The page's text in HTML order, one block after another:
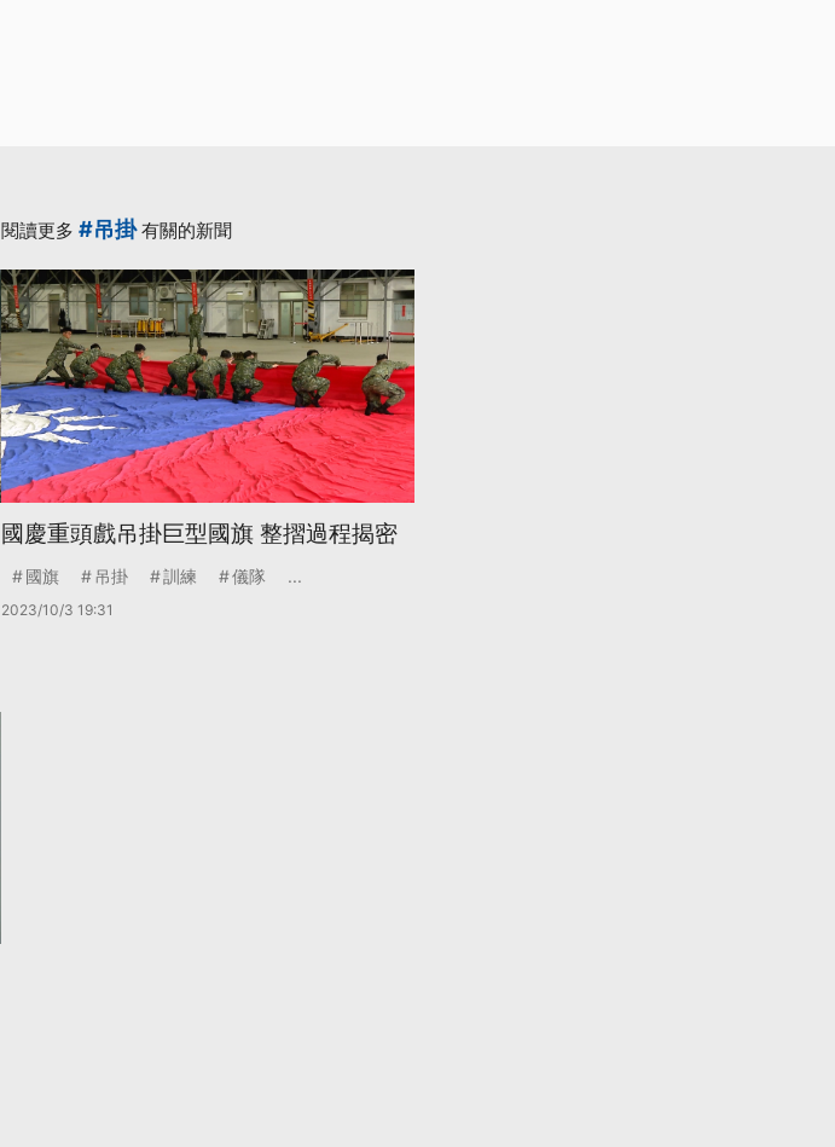
閱讀更多 #吊掛有關的新聞
國慶重頭戲吊掛巨型國旗 整摺過程揭密
國旗 吊掛 訓練 儀隊 ...
2023/10/3 19:31